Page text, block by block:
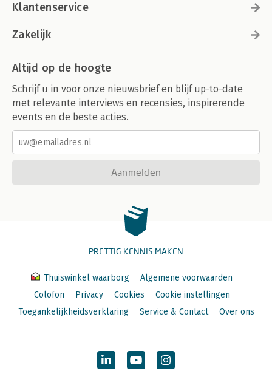
Klantenservice
Zakelijk
Altijd op de hoogte
Schrijf u in voor onze nieuwsbrief en blijf up-to-date
met relevante interviews en recensies, inspirerende
events en de beste acties.
Aanmelden
PRETTIG KENNIS MAKEN
Thuiswinkel waarborg
Algemene voorwaarden
Colofon
Privacy Cookies
Cookie instellingen
Toegankelijkheidsverklaring
Service & Contact Over ons